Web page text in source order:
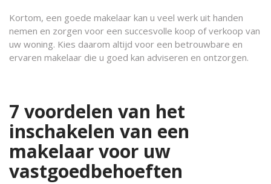
Kortom, een goede makelaar kan u veel werk uit handen
nemen en zorgen voor een succesvolle koop of verkoop van
uw woning. Kies daarom altijd voor een betrouwbare en
ervaren makelaar die u goed kan adviseren en ontzorgen.
7 voordelen van het
inschakelen van een
makelaar voor uw
vastgoedbehoeften